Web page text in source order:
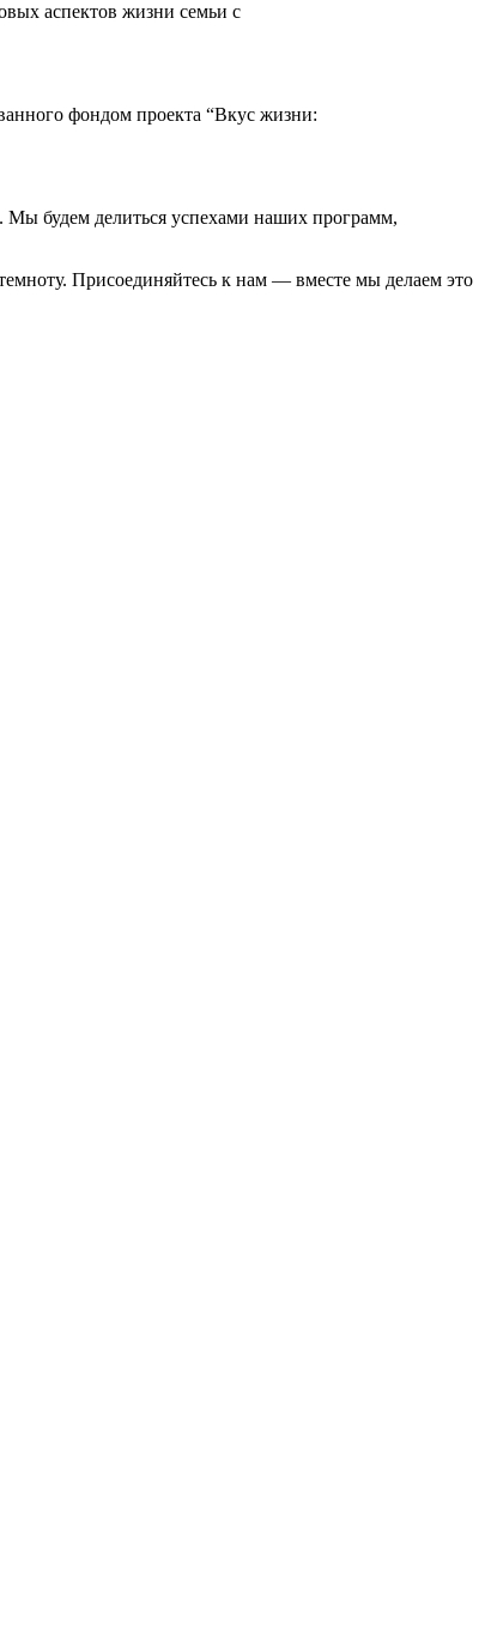
аспектов жизни семьи с
фондом проекта “Вкус жизни:
будем делиться успехами наших программ,
Присоединяйтесь к нам — вместе мы делаем это